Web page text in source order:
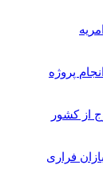
پروژه
کشور
فراری